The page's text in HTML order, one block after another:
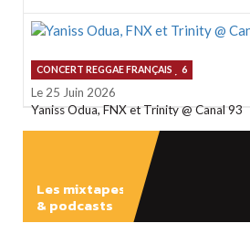
CONCERT REGGAE FRANÇAIS 6
Le 25 Juin 2026
Yaniss Odua, FNX et Trinity @ Canal 93
Les mixtapes
& podcasts